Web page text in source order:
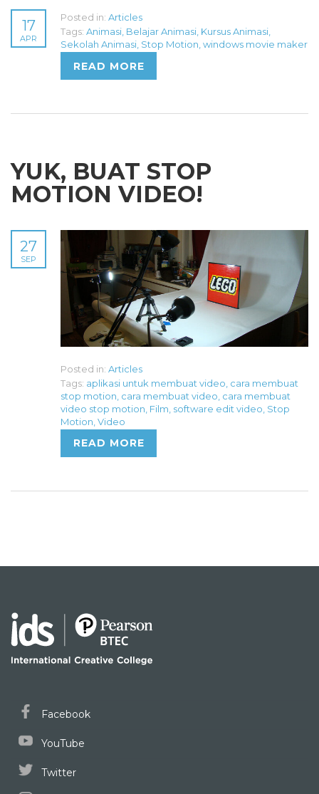
17
APR
Posted in: Articles
Tags: Animasi, Belajar Animasi, Kursus Animasi,
Sekolah Animasi, Stop Motion,windows movie maker
READ MORE
YUK, BUAT STOP
MOTION VIDEO!
27
SEP
Posted in: Articles
Tags: aplikasi untuk membuat video cara membuat
stop motion cara membuat video cara membuat
video stop motion Film software edit video Stop
Motion Video
READ MORE
Facebook
YouTube
Twitter